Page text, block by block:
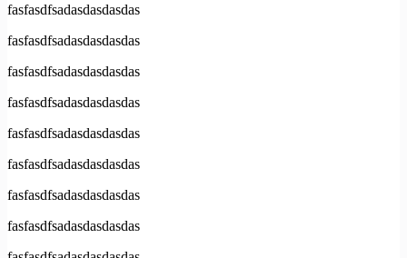
fasfasdfsadasdasdasdas
fasfasdfsadasdasdasdas
fasfasdfsadasdasdasdas
fasfasdfsadasdasdasdas
fasfasdfsadasdasdasdas
fasfasdfsadasdasdasdas
fasfasdfsadasdasdasdas
fasfasdfsadasdasdasdas